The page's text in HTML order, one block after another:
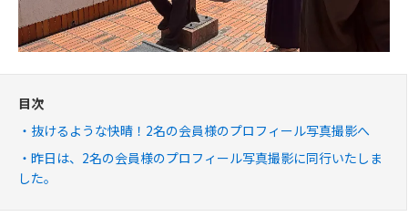
目次
抜けるような快晴！2名の会員様のプロフィール写真撮影へ
昨日は、2名の会員様のプロフィール写真撮影に同行いたしま
した。